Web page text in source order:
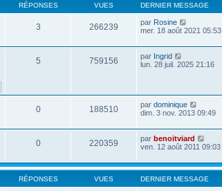
RÉPONSES VUES DERNIER MESSAGE
3 266239 par Rosine
mer. 18 août 2021 05:53
5 759156 par Ingrid
lun. 28 juil. 2025 21:16
0 188510 par dominique
dim. 3 nov. 2013 09:49
0 220359 par benoitviard
ven. 12 août 2011 09:03
RÉPONSES VUES DERNIER MESSAGE